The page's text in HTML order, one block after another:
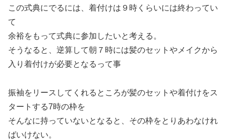
この式典にでるには、着付けは９時くらいには終わってい
て
余裕をもって式典に参加したいと考える。
そうなると、逆算して朝７時には髪のセットやメイクから
入り着付けが必要となるって事
振袖をリースしてくれるところが髪のセットや着付けをス
タートする7時の枠を
そんなに持っていないとなると、その枠をとりあわなけれ
ばいけない。